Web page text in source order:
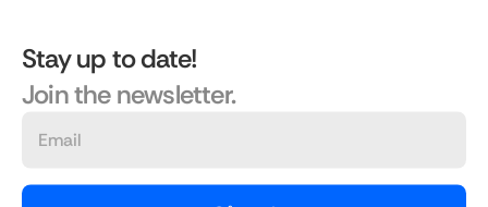
Stay up to date!
Join the newsletter.